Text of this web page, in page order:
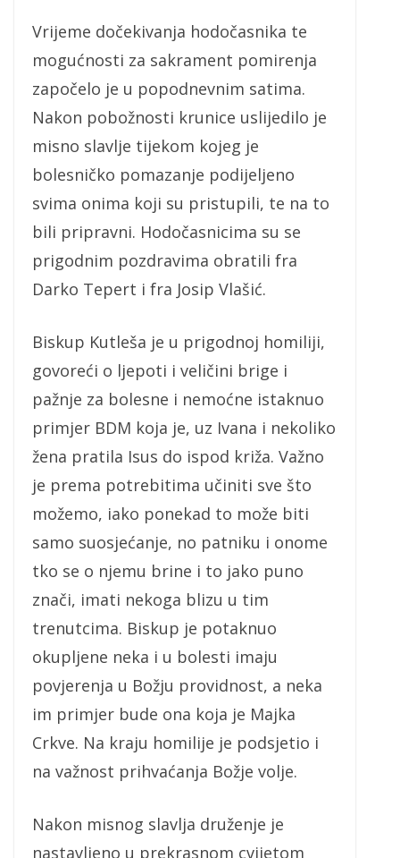
Vrijeme dočekivanja hodočasnika te
mogućnosti za sakrament pomirenja
započelo je u popodnevnim satima.
Nakon pobožnosti krunice uslijedilo je
misno slavlje tijekom kojeg je
bolesničko pomazanje podijeljeno
svima onima koji su pristupili, te na to
bili pripravni. Hodočasnicima su se
prigodnim pozdravima obratili fra
Darko Tepert i fra Josip Vlašić.
Biskup Kutleša je u prigodnoj homiliji,
govoreći o ljepoti i veličini brige i
pažnje za bolesne i nemoćne istaknuo
primjer BDM koja je, uz Ivana i nekoliko
žena pratila Isus do ispod križa. Važno
je prema potrebitima učiniti sve što
možemo, iako ponekad to može biti
samo suosjećanje, no patniku i onome
tko se o njemu brine i to jako puno
znači, imati nekoga blizu u tim
trenutcima. Biskup je potaknuo
okupljene neka i u bolesti imaju
povjerenja u Božju providnost, a neka
im primjer bude ona koja je Majka
Crkve. Na kraju homilije je podsjetio i
na važnost prihvaćanja Božje volje.
Nakon misnog slavlja druženje je
nastavljeno u prekrasnom cvijetom